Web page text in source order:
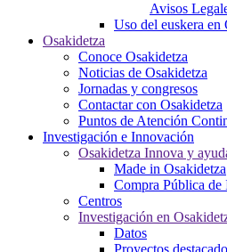
Avisos
Uso del euskera en
Osakidetza
Conoce Osakidetza
Noticias de Osakidetza
Jornadas y congresos
Contactar con Osakidetza
Puntos de Atención
Investigación e Innovación
Osakidetza Innova y
Made in Osakidetza
Compra Pública
Centros
Investigación en
Datos